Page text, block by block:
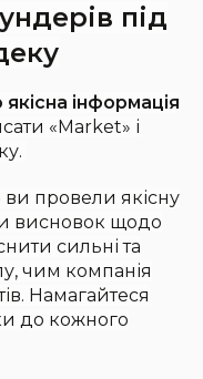
під
інформація
«Market» і
ви провели якісну
висновок щодо
сильні та
чим компанія
Намагайтеся
до кожного